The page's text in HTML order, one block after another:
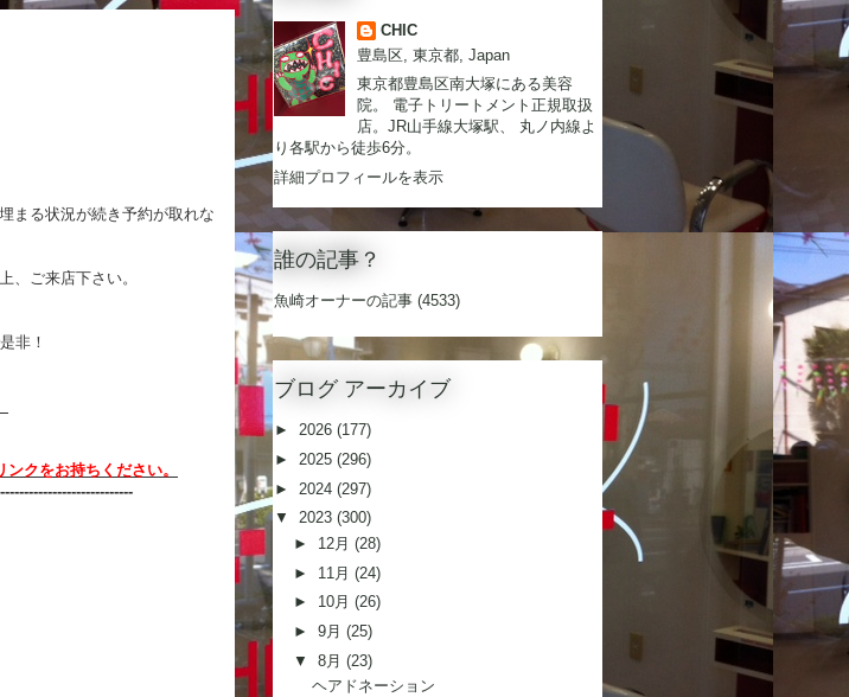
まる状況が続き予約が取れな
、ご来店下さい。
非！
クをお持ちください。
-------
CHIC
豊島区, 東京都, Japan
東京都豊島区南大塚にある美容
院。 電子トリートメント正規取扱
店。JR山手線大塚駅、 丸ノ内線よ
り各駅から徒歩6分。
詳細プロフィールを表示
誰の記事？
魚崎オーナーの記事 (4533)
ブログ アーカイブ
► 2026 (177)
► 2025 (296)
► 2024 (297)
▼ 2023 (300)
► 12月 (28)
► 11月 (24)
► 10月 (26)
► 9月 (25)
▼ 8月 (23)
ヘアドネーション